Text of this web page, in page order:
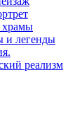
храмы
и легенды
реализм